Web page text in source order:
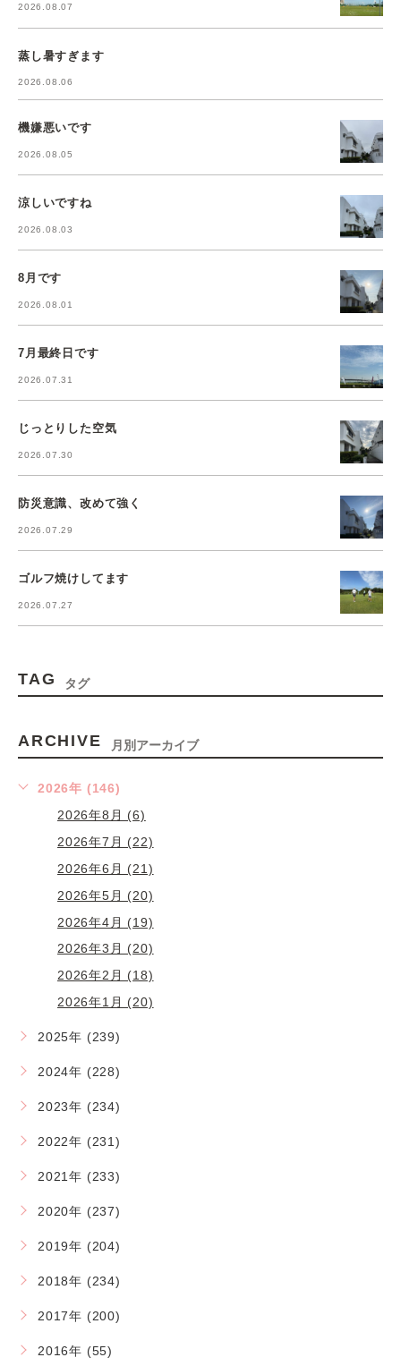
2026.08.07
蒸し暑すぎます
2026.08.06
機嫌悪いです
2026.08.05
涼しいですね
2026.08.03
8月です
2026.08.01
7月最終日です
2026.07.31
じっとりした空気
2026.07.30
防災意識、改めて強く
2026.07.29
ゴルフ焼けしてます
2026.07.27
TAG タグ
ARCHIVE 月別アーカイブ
2026年 (146)
2026年8月 (6)
2026年7月 (22)
2026年6月 (21)
2026年5月 (20)
2026年4月 (19)
2026年3月 (20)
2026年2月 (18)
2026年1月 (20)
2025年 (239)
2024年 (228)
2023年 (234)
2022年 (231)
2021年 (233)
2020年 (237)
2019年 (204)
2018年 (234)
2017年 (200)
2016年 (55)